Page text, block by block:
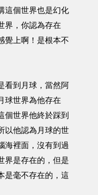
這個世界也是幻化
界，你認為存在
覺上啊！是根本不
到月球，當然阿
球世界為他存在
個世界他終於踩到
以他認為月球的世
海裡面，沒有到過
界是存在的，但是
是毫不存在的，這